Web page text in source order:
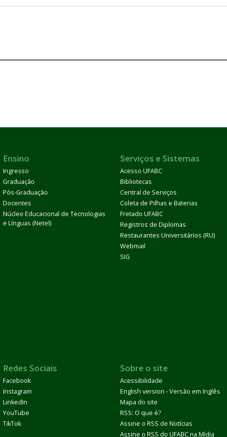
Ensino
Ingresso
Graduação
Pós-Graduação
Docentes
Núcleo Educacional de Tecnologias
e Línguas (Netel)
Serviços e Sistemas
Acesso UFABC
Bibliotecas
Central de Serviços
Coleta de Pilhas e Baterias
Fretado UFABC
Registros de Diplomas
Restaurantes Universitários (RU)
Webmail
SIG
Redes Sociais
Facebook
Instagram
LinkedIn
YouTube
TikTok
Sobre o site
Acessibilidade
English version - Versão em Inglês
Mapa do site
RSS: O que é?
Assine o RSS de Notícias
Assine o RSS do UFABC na Mídia